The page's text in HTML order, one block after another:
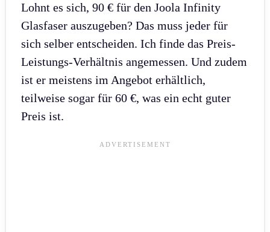
Lohnt es sich, 90 € für den Joola Infinity
Glasfaser auszugeben? Das muss jeder für
sich selber entscheiden. Ich finde das Preis-
Leistungs-Verhältnis angemessen. Und zudem
ist er meistens im Angebot erhältlich,
teilweise sogar für 60 €, was ein echt guter
Preis ist.